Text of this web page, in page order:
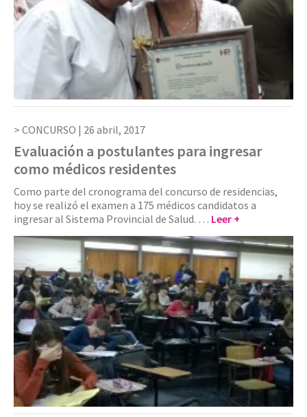
CONCURSO | 26 abril, 2017
Evaluación a postulantes para ingresar
como médicos residentes
Como parte del cronograma del concurso de residencias,
hoy se realizó el examen a 175 médicos candidatos a
ingresar al Sistema Provincial de Salud. … Leer +